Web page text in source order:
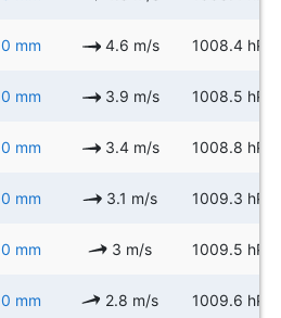
0 mm 4.6 m/s 1008.4 hPa
0 mm 3.9 m/s 1008.5 hPa
0 mm 3.4 m/s 1008.8 hPa
0 mm 3.1 m/s 1009.3 hPa
0 mm 3 m/s 1009.5 hPa
0 mm 2.8 m/s 1009.6 hPa